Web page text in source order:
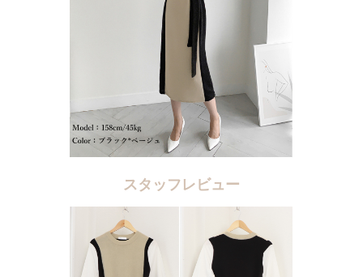
スタッフレビュー